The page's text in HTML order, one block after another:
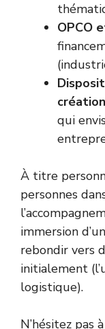
OPCO
qui
À titre
personnes
immersion
rebondir vers
initialement
logistique).
N’hésitez pas